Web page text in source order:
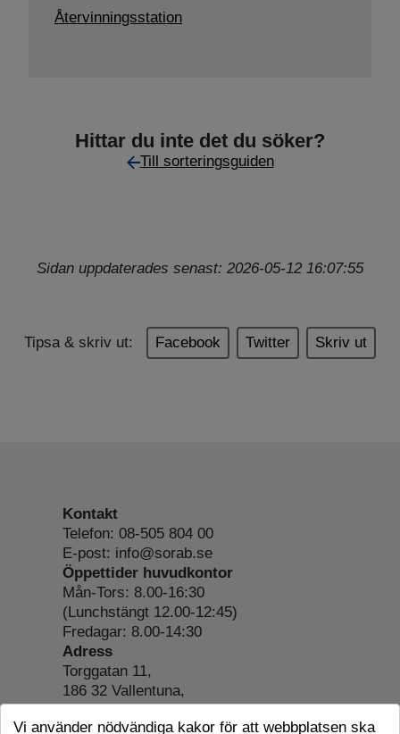
Återvinningsstation
Hittar du inte det du söker?
Till sorteringsguiden
Sidan uppdaterades senast: 2026-05-12 16:07:55
Tipsa & skriv ut: Facebook Twitter Skriv ut
Kontakt
Telefon: 08-505 804 00
E-post: info@sorab.se
Öppettider huvudkontor
Mån-Tors: 8.00-16:30
(Lunchstängt 12.00-12:45)
Fredagar: 8.00-14:30
Adress
Torggatan 11,
186 32 Vallentuna,
Org.nr: 556197-4022
Om webbplatsen
Vi använder nödvändiga kakor för att webbplatsen ska